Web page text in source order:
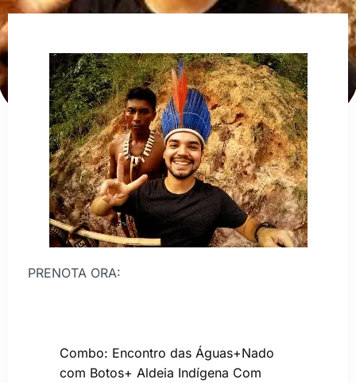
PRENOTA ORA:
Combo: Encontro das Águas+Nado
com Botos+ Aldeia Indígena Com